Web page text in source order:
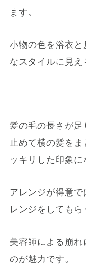
ます。
小物の色を浴衣
なスタイルに見え
髪の毛の長さが
止めて横の髪を
ッキリした印象に
アレンジが得意
レンジをしてもら
美容師による崩
のが魅力です。